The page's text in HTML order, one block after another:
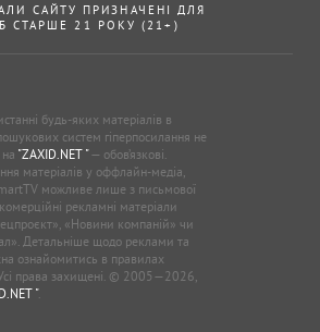
САЙТУ ПРИЗНАЧЕНІ ДЛЯ
СТАРШЕ 21 РОКУ (21+)
будь-яких матеріалів в
систем гіперпосилання не
"ZAXID.NET "— обов’язкові.
матеріалів у оффлайн-медіа,
можливе лише з письмової
рекламні матеріали
«Новини компаній» чи
Детальніше щодо реклами та
ознайомитись в правилах
права захищені. © 2005—2026,
".